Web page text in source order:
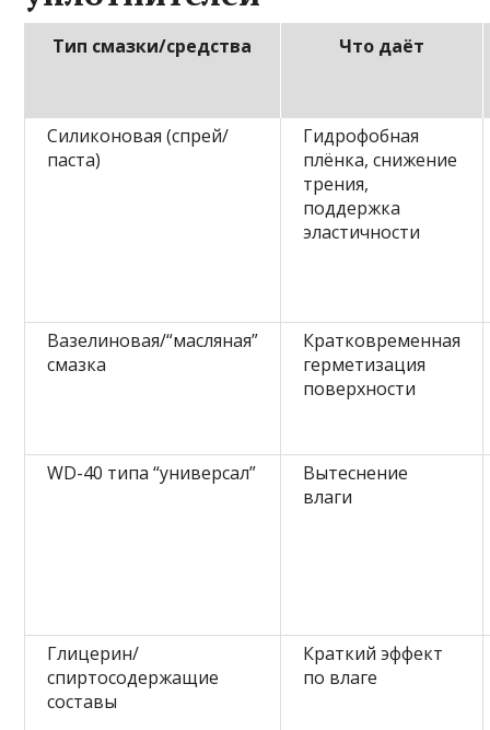
Тип смазки/средства Что даёт
Силиконовая (спрей/
паста)
Гидрофобная
плёнка, снижение
трения,
поддержка
эластичности
Вазелиновая/“масляная”
смазка
Кратковременная
герметизация
поверхности
WD-40 типа “универсал”
Вытеснение
влаги
Глицерин/
спиртосодержащие
составы
Краткий эффект
по влаге